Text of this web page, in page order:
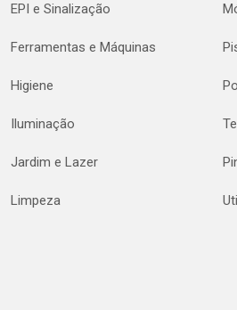
EPI e Sinalização
Ferramentas e Máquinas
Higiene
Iluminação
Jardim e Lazer
Limpeza